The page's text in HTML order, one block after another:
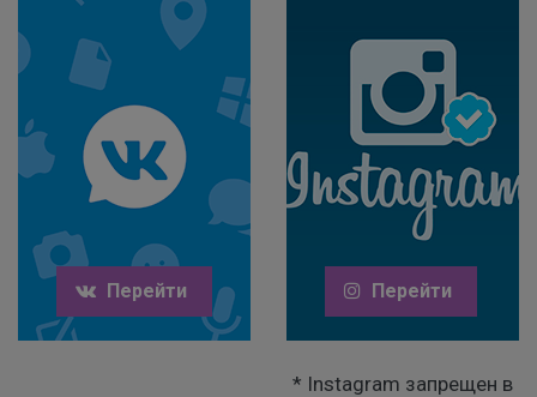
Перейти Перейти
* Instagram запрещен в